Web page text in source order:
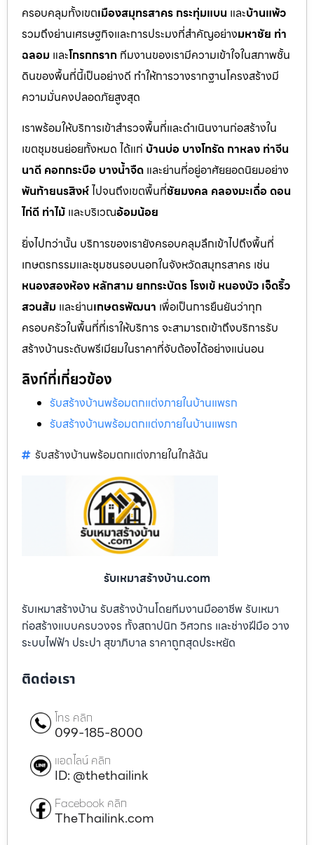
ครอบคลุมทั้งเขตเมืองสมุทรสาคร กระทุ่มแบน และบ้านแพ้ว
รวมถึงย่านเศรษฐกิจและการประมงที่สำคัญอย่างมหาชัย ท่า
ฉลอม และโกรกกราก ทีมงานของเรามีความเข้าใจในสภาพชั้น
ดินของพื้นที่นี้เป็นอย่างดี ทำให้การวางรากฐานโครงสร้างมี
ความมั่นคงปลอดภัยสูงสุด
เราพร้อมให้บริการเข้าสำรวจพื้นที่และดำเนินงานก่อสร้างใน
เขตชุมชนย่อยทั้งหมด ได้แก่ บ้านบ่อ บางโทรัด กาหลง ท่าจีน
นาดี คอกกระบือ บางน้ำจืด และย่านที่อยู่อาศัยยอดนิยมอย่าง
พันท้ายนรสิงห์ไปจนถึงเขตพื้นที่ชัยมงคล คลองมะเดื่อ ดอน
ไก่ดี ท่าไม้ และบริเวณอ้อมน้อย
ยิ่งไปกว่านั้น บริการของเรายังครอบคลุมลึกเข้าไปถึงพื้นที่
เกษตรกรรมและชุมชนรอบนอกในจังหวัดสมุทรสาคร เช่น
หนองสองห้อง หลักสาม ยกกระบัตร โรงเข้ หนองบัว เจ็ดริ้ว
สวนส้ม และย่านเกษตรพัฒนา เพื่อเป็นการยืนยันว่าทุก
ครอบครัวในพื้นที่ที่เราให้บริการ จะสามารถเข้าถึงบริการรับ
สร้างบ้านระดับพรีเมียมในราคาที่จับต้องได้อย่างแน่นอน
ลิงก์ที่เกี่ยวข้อง
รับสร้างบ้านพร้อมตกแต่งภายในบ้านแพรก
รับสร้างบ้านพร้อมตกแต่งภายในบ้านแพรก
รับสร้างบ้านพร้อมตกแต่งภายในใกล้ฉัน
รับเหมาสร้างบ้าน.com
รับเหมาสร้างบ้าน รับสร้างบ้านโดยทีมงานมืออาชีพ รับเหมา
ก่อสร้างแบบครบวงจร ทั้งสถาปนิก วิศวกร และช่างฝีมือ วาง
ระบบไฟฟ้า ประปา สุขาภิบาล ราคาถูกสุดประหยัด
ติดต่อเรา
โทร คลิก
099-185-8000
แอดไลน์ คลิก
ID: @thethailink
Facebook คลิก
TheThailink.com